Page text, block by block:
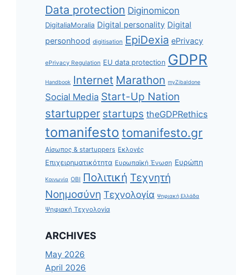
Data protection Diginomicon
DigitaliaMoralia Digital personality Digital
personhood digitisation EpiDexia ePrivacy
ePrivacy Regulation EU data protection GDPR
Handbook Internet Marathon myZibaldone
Social Media Start-Up Nation
startupper startups theGDPRethics
tomanifesto tomanifesto.gr
Αίσωπος & startuppers Εκλογές
Επιχειρηματικότητα Ευρωπαϊκή Ένωση Ευρώπη
Κοινωνία ΟΒΙ Πολιτική Τεχνητή
Νοημοσύνη Τεχνολογία Ψηφιακή Ελλάδα
Ψηφιακή Τεχνολογία
ARCHIVES
May 2026
April 2026